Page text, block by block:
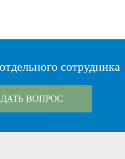
сотрудника
ВОПРОС